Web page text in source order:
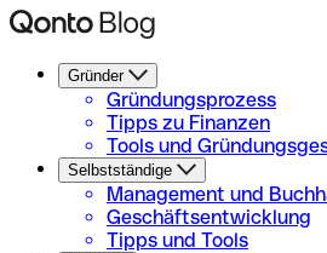
Gründer
Gründungsprozess
Tipps zu Finanzen
Tools und
Selbstständige
Management und
Geschäftsentwicklung
Tipps und Tools